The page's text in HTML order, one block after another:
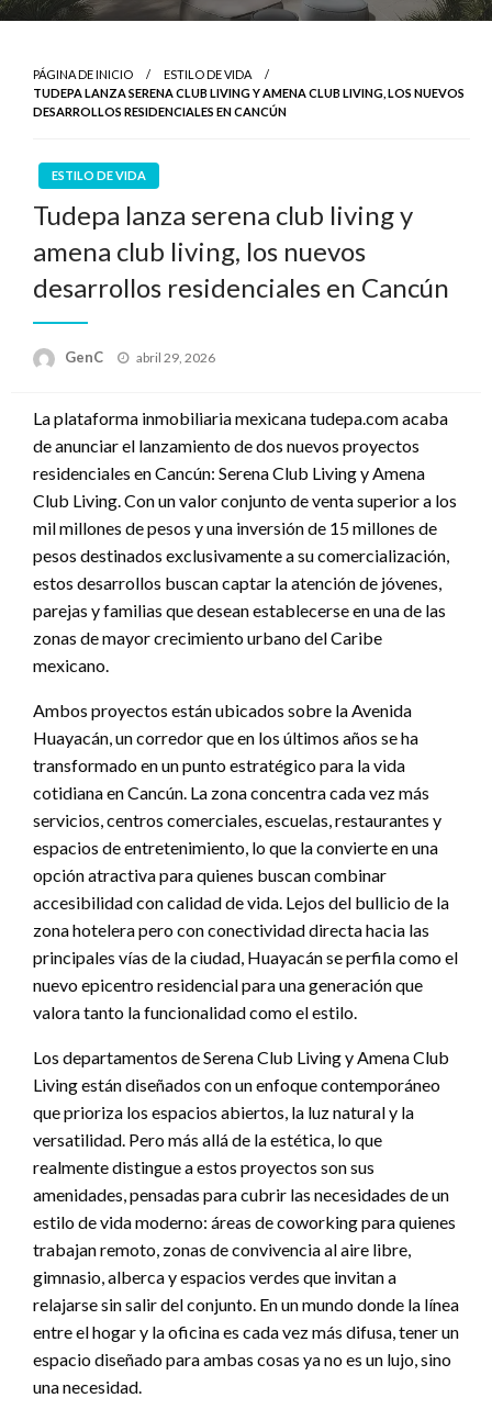
PÁGINA DE INICIO
ESTILO DE VIDA
TUDEPA LANZA SERENA CLUB LIVING Y AMENA CLUB LIVING, LOS NUEVOS
DESARROLLOS RESIDENCIALES EN CANCÚN
ESTILO DE VIDA
Tudepa lanza serena club living y
amena club living, los nuevos
desarrollos residenciales en Cancún
GenC
Publicado
abril 29, 2026
La plataforma inmobiliaria mexicana tudepa.com acaba
de anunciar el lanzamiento de dos nuevos proyectos
residenciales en Cancún: Serena Club Living y Amena
Club Living. Con un valor conjunto de venta superior a los
mil millones de pesos y una inversión de 15 millones de
pesos destinados exclusivamente a su comercialización,
estos desarrollos buscan captar la atención de jóvenes,
parejas y familias que desean establecerse en una de las
zonas de mayor crecimiento urbano del Caribe
mexicano.
Ambos proyectos están ubicados sobre la Avenida
Huayacán, un corredor que en los últimos años se ha
transformado en un punto estratégico para la vida
cotidiana en Cancún. La zona concentra cada vez más
servicios, centros comerciales, escuelas, restaurantes y
espacios de entretenimiento, lo que la convierte en una
opción atractiva para quienes buscan combinar
accesibilidad con calidad de vida. Lejos del bullicio de la
zona hotelera pero con conectividad directa hacia las
principales vías de la ciudad, Huayacán se perfila como el
nuevo epicentro residencial para una generación que
valora tanto la funcionalidad como el estilo.
Los departamentos de Serena Club Living y Amena Club
Living están diseñados con un enfoque contemporáneo
que prioriza los espacios abiertos, la luz natural y la
versatilidad. Pero más allá de la estética, lo que
realmente distingue a estos proyectos son sus
amenidades, pensadas para cubrir las necesidades de un
estilo de vida moderno: áreas de coworking para quienes
trabajan remoto, zonas de convivencia al aire libre,
gimnasio, alberca y espacios verdes que invitan a
relajarse sin salir del conjunto. En un mundo donde la línea
entre el hogar y la oficina es cada vez más difusa, tener un
espacio diseñado para ambas cosas ya no es un lujo, sino
una necesidad.